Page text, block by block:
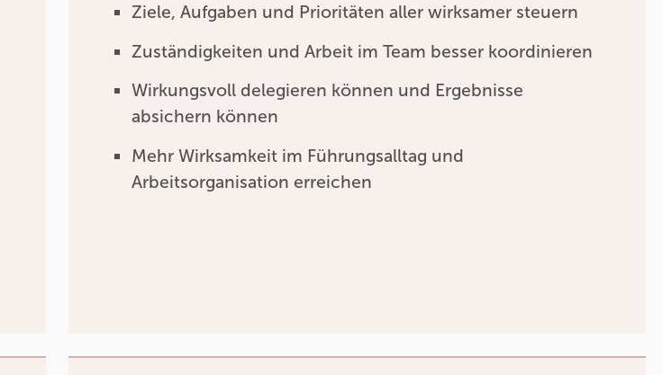
Ziele, Aufgaben und Prioritäten aller wirksamer steuern
Zuständigkeiten und Arbeit im Team besser koordinieren
Wirkungsvoll delegieren können und Ergebnisse
absichern können
Mehr Wirksamkeit im Führungsalltag und
Arbeitsorganisation erreichen